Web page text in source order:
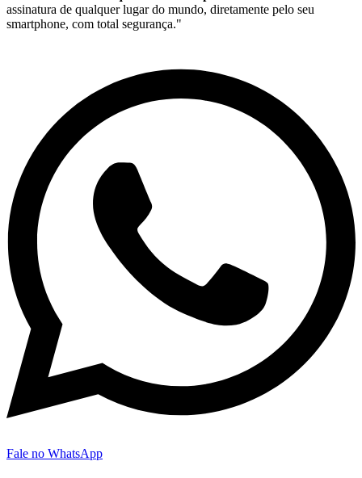
assinatura de qualquer lugar do mundo, diretamente pelo seu
smartphone, com total segurança."
Fale no WhatsApp